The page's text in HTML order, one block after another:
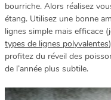
bourriche. Alors réalisez
étang. Utilisez une bonne
lignes simple mais efficace
types de lignes polyvalentes
profitez du réveil des
de l’année plus subtile.